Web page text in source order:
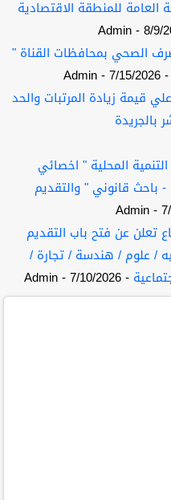
العامة للمنطقة الاقتصادية
- Admin
الصحي بمحافظات القناة "
- 7/15/2026
- Admin
قيمة زيادة المرتبات والحد
بالجريدة
المحلية " اخصائي
قانوني " والتقديم
- Admin
تعلن عن فتح باب التقديم
/ علوم / هندسة / تجارة /
- 7/10/2026
- Admin